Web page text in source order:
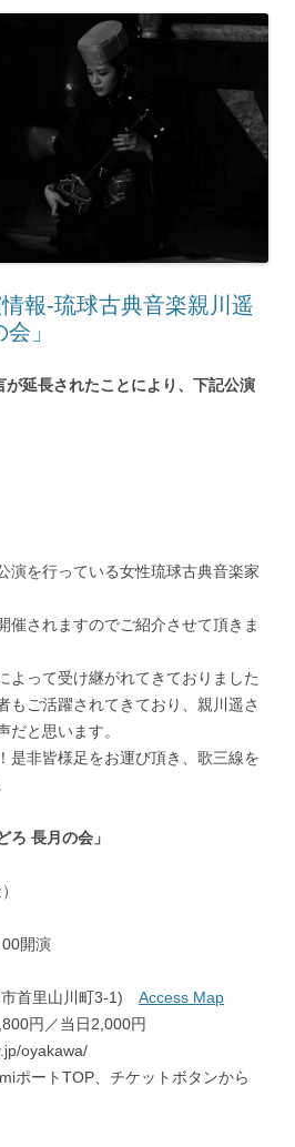
報-琉球古典音楽親川遥
」
延長されたことにより、下記公演
演を行っている女性琉球古典音楽家
催されますのでご紹介させて頂きま
よって受け継がれてきておりました
もご活躍されてきており、親川遥さ
と思います。
是非皆様足をお運び頂き、歌三線を
長月の会」
開演
首里山川町3-1) Access Map
円／当日2,000円
oyakawa/
ポートTOP、チケットボタンから